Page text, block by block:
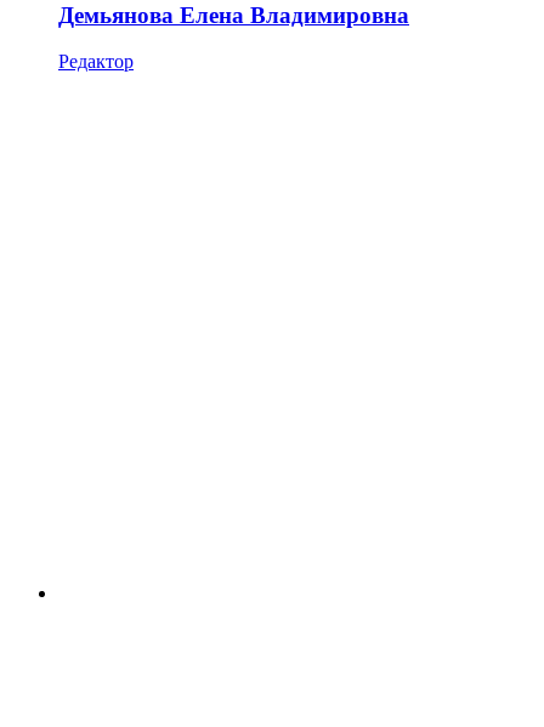
Демьянова Елена Владимировна
Редактор